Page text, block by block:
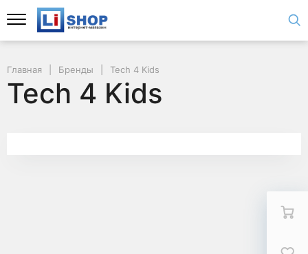
Главная Бренды Tech 4 Kids
Tech 4 Kids